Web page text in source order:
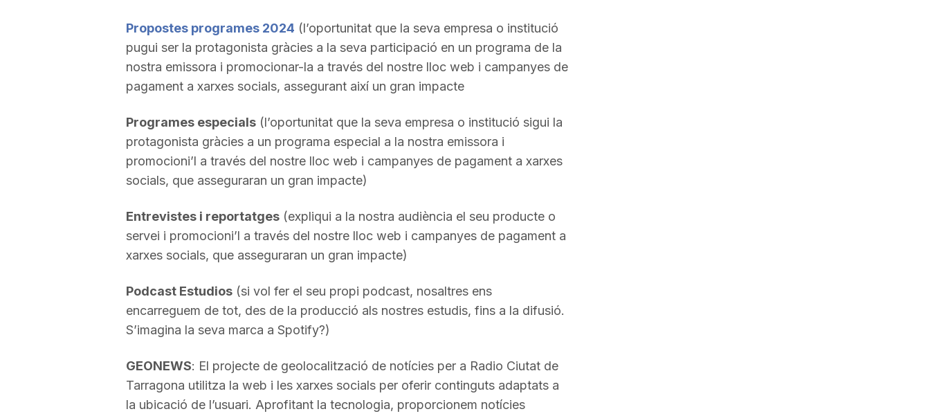
Propostes programes 2024 (l’oportunitat que la seva empresa o institució
pugui ser la protagonista gràcies a la seva participació en un programa de la
nostra emissora i promocionar-la a través del nostre lloc web i campanyes de
pagament a xarxes socials, assegurant així un gran impacte
Programes especials(l’oportunitat que la seva empresa o institució sigui la
protagonista gràcies a un programa especial a la nostra emissora i
promocioni’l a través del nostre lloc web i campanyes de pagament a xarxes
socials, que asseguraran un gran impacte)
Entrevistes i reportatges(expliqui a la nostra audiència el seu producte o
servei i promocioni’l a través del nostre lloc web i campanyes de pagament a
xarxes socials, que asseguraran un gran impacte)
Podcast Estudios(si vol fer el seu propi podcast, nosaltres ens
encarreguem de tot, des de la producció als nostres estudis, fins a la difusió.
S’imagina la seva marca a Spotify?)
GEONEWS: El projecte de geolocalització de notícies per a Radio Ciutat de
Tarragona utilitza la web i les xarxes socials per oferir continguts adaptats a
la ubicació de l’usuari. Aprofitant la tecnologia, proporcionem notícies